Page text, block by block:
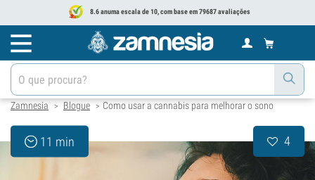
8.6 anuma escala de 10, com base em 79687 avaliações
Zamnesia > Blogue > Como usar a cannabis para melhorar o sono
11 min 4